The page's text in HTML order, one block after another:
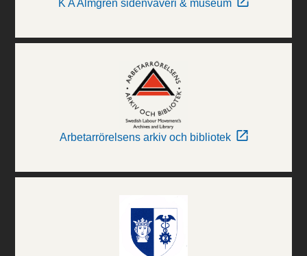
K A Almgren sidenväveri & museum
Arbetarrörelsens arkiv och bibliotek